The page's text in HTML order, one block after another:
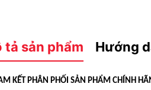
tả sản phẩm Hướng
KẾT PHÂN PHỐI SẢN PHẨM CHÍNH